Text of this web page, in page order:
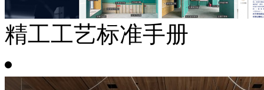
精工工艺标准手册